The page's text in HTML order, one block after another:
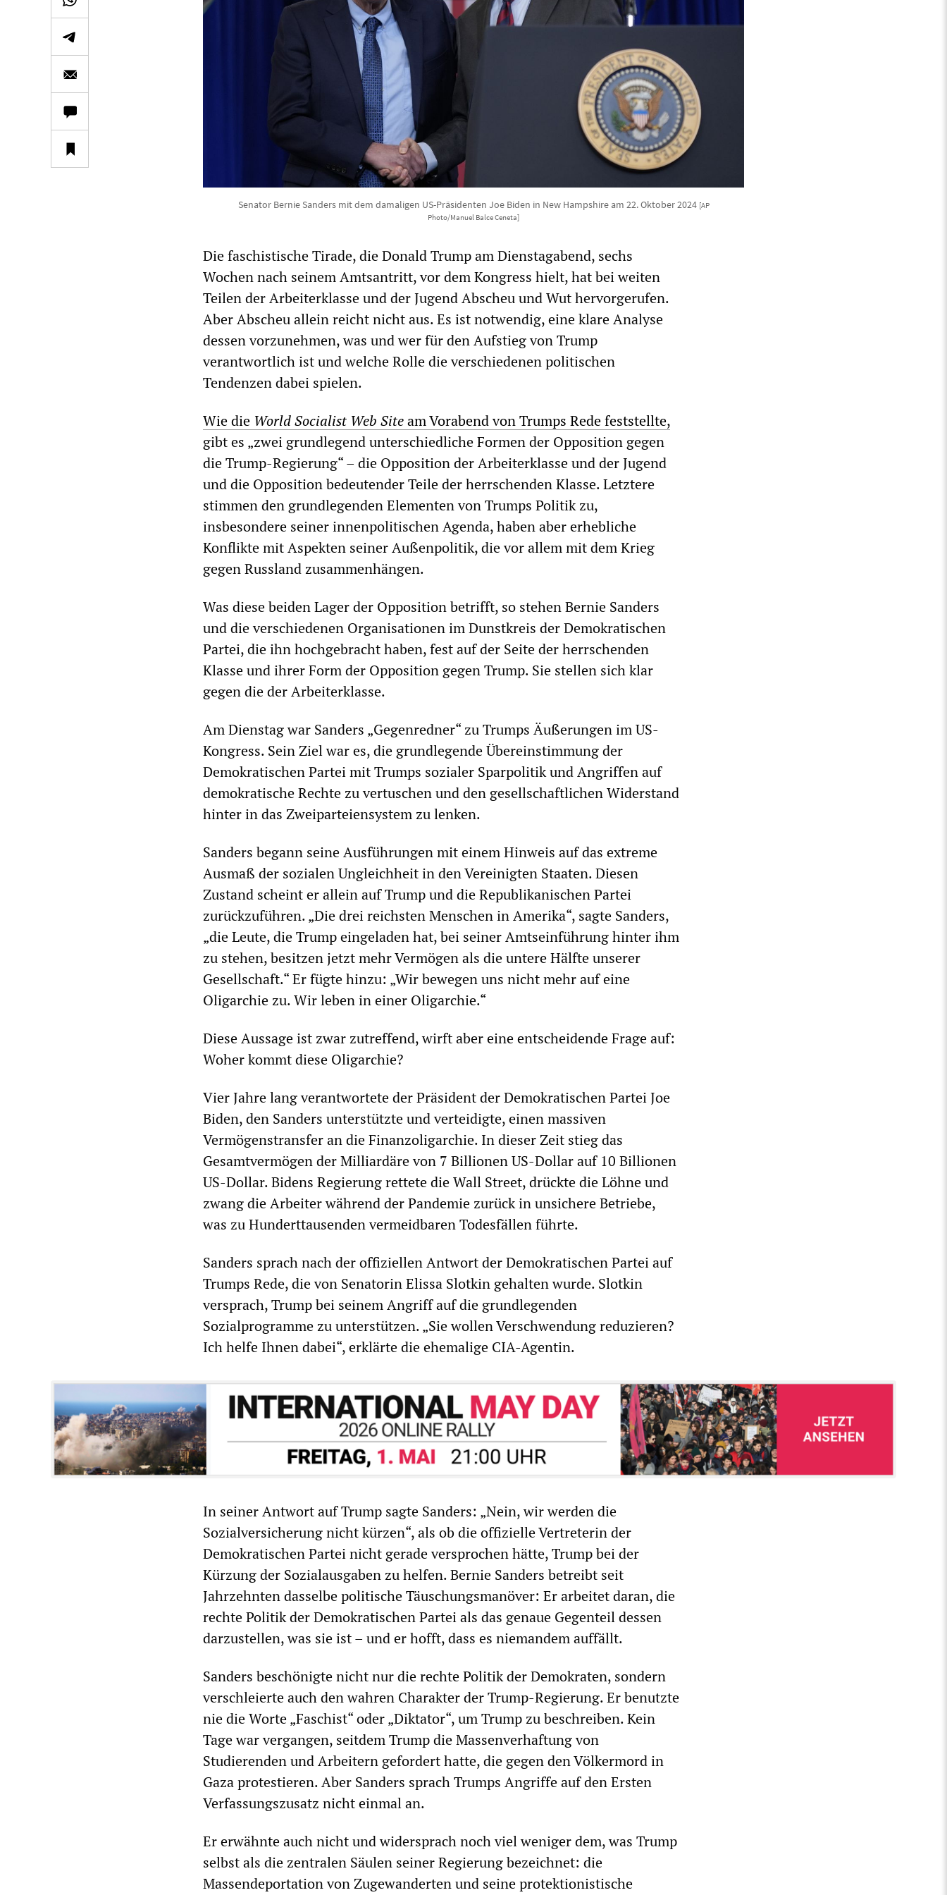
Senator Bernie Sanders mit dem damaligen US-Präsidenten Joe Biden in New Hampshire am 22. Oktober 2024 [AP
Photo/Manuel Balce Ceneta]
Die faschistische Tirade, die Donald Trump am Dienstagabend, sechs
Wochen nach seinem Amtsantritt, vor dem Kongress hielt, hat bei weiten
Teilen der Arbeiterklasse und der Jugend Abscheu und Wut hervorgerufen.
Aber Abscheu allein reicht nicht aus. Es ist notwendig, eine klare Analyse
dessen vorzunehmen, was und wer für den Aufstieg von Trump
verantwortlich ist und welche Rolle die verschiedenen politischen
Tendenzen dabei spielen.
Wie die World Socialist Web Siteam Vorabend von Trumps Rede feststellte,
gibt es „zwei grundlegend unterschiedliche Formen der Opposition gegen
die Trump-Regierung“ – die Opposition der Arbeiterklasse und der Jugend
und die Opposition bedeutender Teile der herrschenden Klasse. Letztere
stimmen den grundlegenden Elementen von Trumps Politik zu,
insbesondere seiner innenpolitischen Agenda, haben aber erhebliche
Konflikte mit Aspekten seiner Außenpolitik, die vor allem mit dem Krieg
gegen Russland zusammenhängen.
Was diese beiden Lager der Opposition betrifft, so stehen Bernie Sanders
und die verschiedenen Organisationen im Dunstkreis der Demokratischen
Partei, die ihn hochgebracht haben, fest auf der Seite der herrschenden
Klasse und ihrer Form der Opposition gegen Trump. Sie stellen sich klar
gegen die der Arbeiterklasse.
Am Dienstag war Sanders „Gegenredner“ zu Trumps Äußerungen im US-
Kongress. Sein Ziel war es, die grundlegende Übereinstimmung der
Demokratischen Partei mit Trumps sozialer Sparpolitik und Angriffen auf
demokratische Rechte zu vertuschen und den gesellschaftlichen Widerstand
hinter in das Zweiparteiensystem zu lenken.
Sanders begann seine Ausführungen mit einem Hinweis auf das extreme
Ausmaß der sozialen Ungleichheit in den Vereinigten Staaten. Diesen
Zustand scheint er allein auf Trump und die Republikanischen Partei
zurückzuführen. „Die drei reichsten Menschen in Amerika“, sagte Sanders,
„die Leute, die Trump eingeladen hat, bei seiner Amtseinführung hinter ihm
zu stehen, besitzen jetzt mehr Vermögen als die untere Hälfte unserer
Gesellschaft.“ Er fügte hinzu: „Wir bewegen uns nicht mehr auf eine
Oligarchie zu. Wir leben in einer Oligarchie.“
Diese Aussage ist zwar zutreffend, wirft aber eine entscheidende Frage auf:
Woher kommt diese Oligarchie?
Vier Jahre lang verantwortete der Präsident der Demokratischen Partei Joe
Biden, den Sanders unterstützte und verteidigte, einen massiven
Vermögenstransfer an die Finanzoligarchie. In dieser Zeit stieg das
Gesamtvermögen der Milliardäre von 7 Billionen US-Dollar auf 10 Billionen
US-Dollar. Bidens Regierung rettete die Wall Street, drückte die Löhne und
zwang die Arbeiter während der Pandemie zurück in unsichere Betriebe,
was zu Hunderttausenden vermeidbaren Todesfällen führte.
Sanders sprach nach der offiziellen Antwort der Demokratischen Partei auf
Trumps Rede, die von Senatorin Elissa Slotkin gehalten wurde. Slotkin
versprach, Trump bei seinem Angriff auf die grundlegenden
Sozialprogramme zu unterstützen. „Sie wollen Verschwendung reduzieren?
Ich helfe Ihnen dabei“, erklärte die ehemalige CIA-Agentin.
In seiner Antwort auf Trump sagte Sanders: „Nein, wir werden die
Sozialversicherung nicht kürzen“, als ob die offizielle Vertreterin der
Demokratischen Partei nicht gerade versprochen hätte, Trump bei der
Kürzung der Sozialausgaben zu helfen. Bernie Sanders betreibt seit
Jahrzehnten dasselbe politische Täuschungsmanöver: Er arbeitet daran, die
rechte Politik der Demokratischen Partei als das genaue Gegenteil dessen
darzustellen, was sie ist – und er hofft, dass es niemandem auffällt.
Sanders beschönigte nicht nur die rechte Politik der Demokraten, sondern
verschleierte auch den wahren Charakter der Trump-Regierung. Er benutzte
nie die Worte „Faschist“ oder „Diktator“, um Trump zu beschreiben. Kein
Tage war vergangen, seitdem Trump die Massenverhaftung von
Studierenden und Arbeitern gefordert hatte, die gegen den Völkermord in
Gaza protestieren. Aber Sanders sprach Trumps Angriffe auf den Ersten
Verfassungszusatz nicht einmal an.
Er erwähnte auch nicht und widersprach noch viel weniger dem, was Trump
selbst als die zentralen Säulen seiner Regierung bezeichnet: die
Massendeportation von Zugewanderten und seine protektionistische